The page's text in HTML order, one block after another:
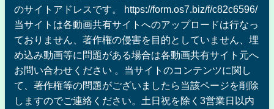
のサイトアドレスです。 https://form.os7.biz/f/c82c6596/
当サイトは各動画共有サイトへのアップロードは行なっ
ておりません、著作権の侵害を目的としていません、埋
め込み動画等に問題がある場合は各動画共有サイト元へ
お問い合わせください 。当サイトのコンテンツに関し
て、著作権等の問題がございましたら当該ページを削除
しますのでご連絡ください。土日祝を除く3営業日以内